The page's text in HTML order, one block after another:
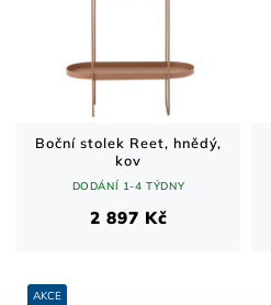
Boční stolek Reet, hnědý,
kov
DODÁNÍ 1-4 TÝDNY
2 897 Kč
AKCE